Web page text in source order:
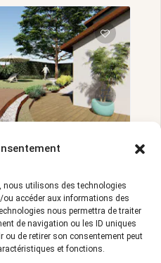
nous utilisons des technologies
accéder aux informations des
nous permettra de traiter
de navigation ou les ID uniques
ou de retirer son consentement peut
et fonctions.
à Bordeau
paysagiste.fr/